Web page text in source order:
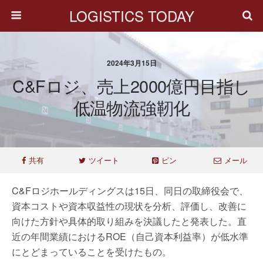
LOGISTICS TODAY
2024年3月15日
C&Fロジ、売上2000億円目指し
低温物流強靭化
共有 ツイート ピン メール
C&Fロジホールディングスは15日、同日の取締役会で、
資本コストや資本収益性の現状を分析、評価し、改善に
向けた方針や具体的取り組みを決議したと発表した。直
近の年間業績におけるROE（自己資本利益率）が低水準
にとどまっていることを受けたもの。